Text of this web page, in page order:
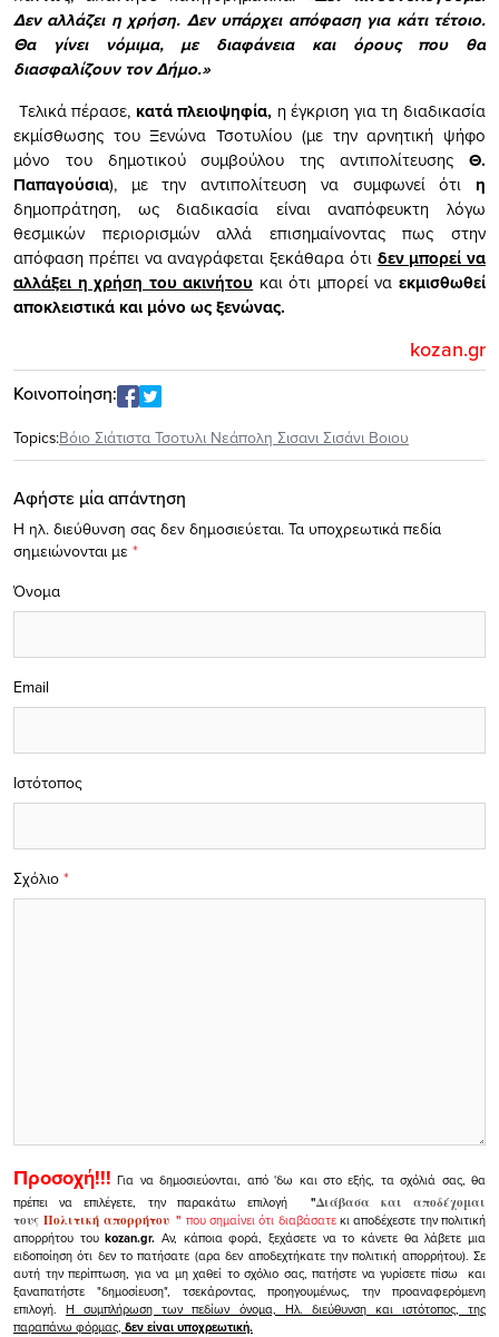
Δεν αλλάζει η χρήση. Δεν υπάρχει απόφαση για κάτι τέτοιο.
Θα γίνει νόμιμα, με διαφάνεια και όρους που θα
διασφαλίζουν τον Δήμο.»
Τελικά πέρασε, κατά πλειοψηφία, η έγκριση για τη διαδικασία
εκμίσθωσης του Ξενώνα Τσοτυλίου (με την αρνητική ψήφο
μόνο του δημοτικού συμβούλου της αντιπολίτευσης Θ.
Παπαγούσια), με την αντιπολίτευση να συμφωνεί ότι η
δημοπράτηση, ως διαδικασία είναι αναπόφευκτη λόγω
θεσμικών περιορισμών αλλά επισημαίνοντας πως στην
απόφαση πρέπει να αναγράφεται ξεκάθαρα ότι δεν μπορεί να
αλλάξει η χρήση του ακινήτου και ότι μπορεί ναεκμισθωθεί
αποκλειστικά και μόνο ως ξενώνας.
kozan.gr
Κοινοποίηση:
Topics:Βόιο Σιάτιστα Τσοτυλι Νεάπολη Σισανι Σισάνι Βοιου
Αφήστε μία απάντηση
Η ηλ. διεύθυνση σας δεν δημοσιεύεται. Τα υποχρεωτικά πεδία
σημειώνονται με *
Σχόλιο *
Όνομα
Email
Ιστότοπος
Προσοχή!!! Για να δημοσιεύονται, από 'δω και στο εξής, τα σχόλιά σας, θα
πρέπει να επιλέγετε, την παρακάτω επιλογή
"Διάβασα και αποδέχομαι
τουςΠολιτική απορρήτου" που σημαίνει ότι διαβάσατεκι αποδέχεστε την πολιτική
απορρήτου τουkozan.gr. Αν, κάποια φορά, ξεχάσετε να το κάνετε θα λάβετε μια
ειδοποίηση ότι δεν το πατήσατε (αρα δεν αποδεχτήκατε την πολιτική απορρήτου). Σε
αυτή την περίπτωση, για να μη χαθεί το σχόλιο σας, πατήστε να γυρίσετε πίσω και
ξαναπατήστε "δημοσίευση", τσεκάροντας, προηγουμένως, την προαναφερόμενη
επιλογή.Η συμπλήρωση των πεδίων όνομα, Ηλ. διεύθυνση και ιστότοπος, της
παραπάνω φόρμας, δεν είναι υποχρεωτική.